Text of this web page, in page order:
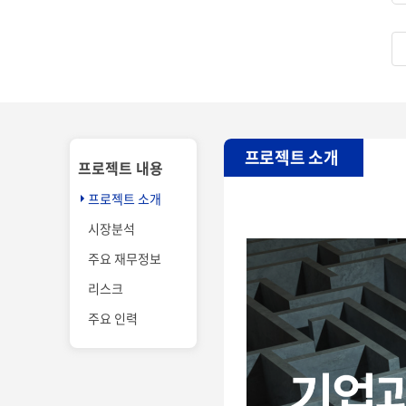
프로젝트 내용
프로젝트 소개
시장분석
주요 재무정보
리스크
주요 인력
프로젝트 소개